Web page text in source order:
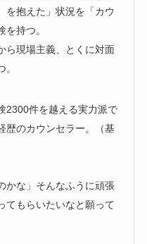
を抱えた」状況を「カウ
持つ。
ら現場主義、とくに対面
2300件を越える実力派で
歴のカウンセラー。（基
かな」そんなふうに頑張
てもらいたいなと願って